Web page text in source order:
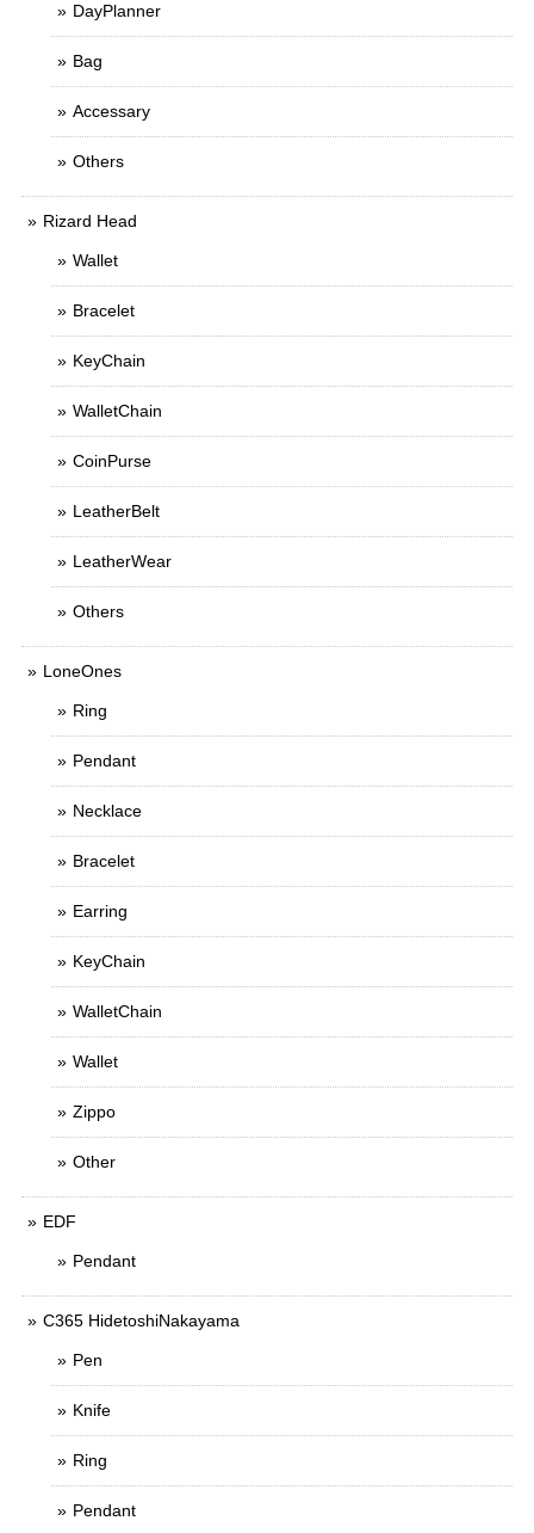
DayPlanner
Bag
Accessary
Others
Rizard Head
Wallet
Bracelet
KeyChain
WalletChain
CoinPurse
LeatherBelt
LeatherWear
Others
LoneOnes
Ring
Pendant
Necklace
Bracelet
Earring
KeyChain
WalletChain
Wallet
Zippo
Other
EDF
Pendant
C365 HidetoshiNakayama
Pen
Knife
Ring
Pendant